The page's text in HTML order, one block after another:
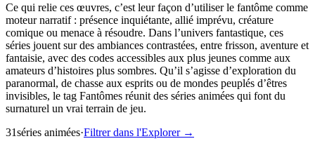
Ce qui relie ces œuvres, c’est leur façon d’utiliser le fantôme comme
moteur narratif : présence inquiétante, allié imprévu, créature
comique ou menace à résoudre. Dans l’univers fantastique, ces
séries jouent sur des ambiances contrastées, entre frisson, aventure et
fantaisie, avec des codes accessibles aux plus jeunes comme aux
amateurs d’histoires plus sombres. Qu’il s’agisse d’exploration du
paranormal, de chasse aux esprits ou de mondes peuplés d’êtres
invisibles, le tag Fantômes réunit des séries animées qui font du
surnaturel un vrai terrain de jeu.
31séries animées·Filtrer dans l'Explorer →